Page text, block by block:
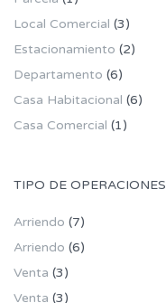
Local Comercial (3)
Estacionamiento (2)
Departamento (6)
Casa Habitacional (6)
Casa Comercial (1)
TIPO DE OPERACIONES
Arriendo (7)
Arriendo (6)
Venta (3)
Venta (3)